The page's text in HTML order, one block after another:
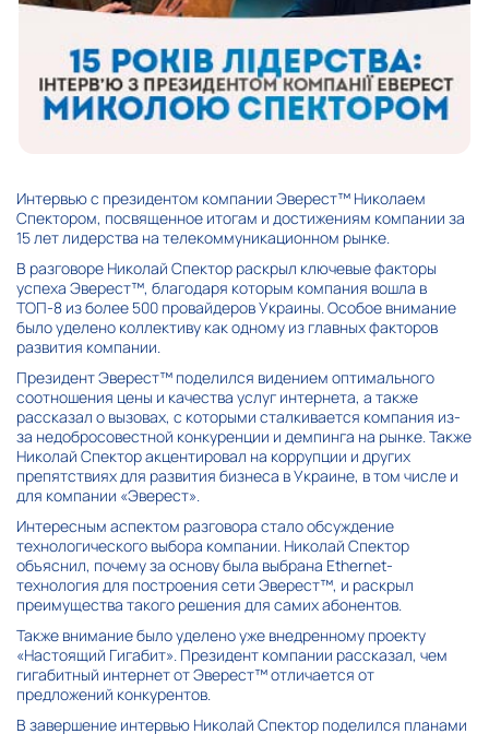
Интервью с президентом компании Эверест™ Николаем
Спектором, посвященное итогам и достижениям компании за
15 лет лидерства на телекоммуникационном рынке.
В разговоре Николай Спектор раскрыл ключевые факторы
успеха Эверест™, благодаря которым компания вошла в
ТОП-8 из более 500 провайдеров Украины. Особое внимание
было уделено коллективу как одному из главных факторов
развития компании.
Президент Эверест™ поделился видением оптимального
соотношения цены и качества услуг интернета, а также
рассказал о вызовах, с которыми сталкивается компания из-
за недобросовестной конкуренции и демпинга на рынке. Также
Николай Спектор акцентировал на коррупции и других
препятствиях для развития бизнеса в Украине, в том числе и
для компании «Эверест».
Интересным аспектом разговора стало обсуждение
технологического выбора компании. Николай Спектор
объяснил, почему за основу была выбрана Ethernet-
технология для построения сети Эверест™, и раскрыл
преимущества такого решения для самих абонентов.
Также внимание было уделено уже внедренному проекту
«Настоящий Гигабит». Президент компании рассказал, чем
гигабитный интернет от Эверест™ отличается от
предложений конкурентов.
В завершение интервью Николай Спектор поделился планами